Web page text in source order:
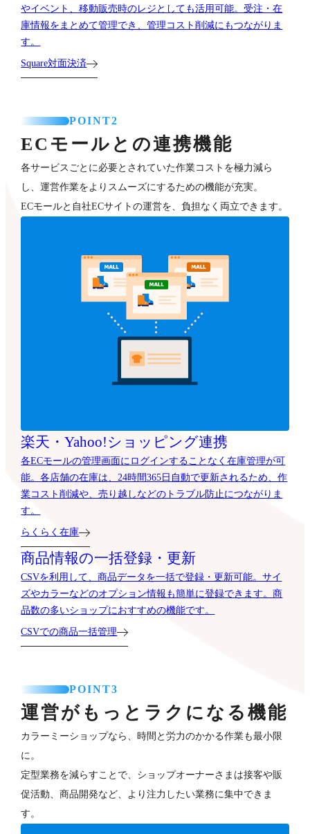
やイベント、移動販売時のレジとしても活用可能。受注・在
庫情報をまとめて管理でき、管理コスト削減にもつながりま
す。
Square対面決済
POINT2
ECモールとの連携機能
各サービスごとに必要とされていた作業コストを極力減ら
し、運営作業をよりスムーズにするための機能が充実。
ECモールと自社ECサイトの運営を、負担なく両立できます。
楽天・Yahoo!ショッピング連携
各ECモールの管理画面にログインすることなく在庫管理が可
能。各店舗の在庫は、24時間365日自動で更新されるため、作
業コスト削減や、売り越しなどのトラブル防止につながりま
す。
らくらく在庫
商品情報の一括登録・更新
CSVを利用して、商品データを一括で登録・更新可能。サイ
ズやカラーなどのオプション情報も簡単に登録できます。商
品数の多いショップにおすすめの機能です。
CSVでの商品一括管理
POINT3
運営がもっとラクになる機能
カラーミーショップなら、時間と労力のかかる作業も最小限
に。
定型業務を減らすことで、ショップオーナーさまは接客や販
促活動、商品開発など、より注力したい業務に集中できま
す。